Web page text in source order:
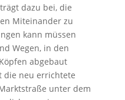
dazu bei, die
Miteinander zu
kann müssen
Wegen, in den
abgebaut
die neu errichtete
unter dem